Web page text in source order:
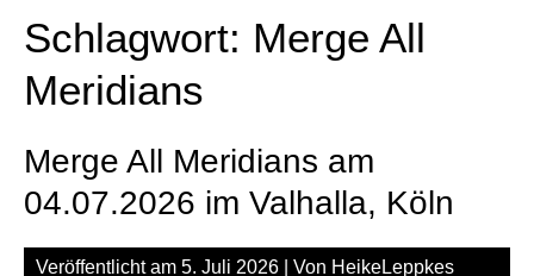
Schlagwort: Merge All
Meridians
Merge All Meridians am
04.07.2026 im Valhalla, Köln
Veröffentlicht am 5. Juli 2026 | Von HeikeLeppkes